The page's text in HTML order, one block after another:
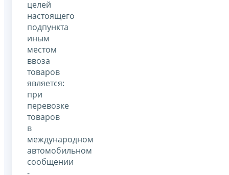
целей
настоящего
подпункта
иным
местом
ввоза
товаров
является:
при
перевозке
товаров
в
международном
автомобильном
сообщении